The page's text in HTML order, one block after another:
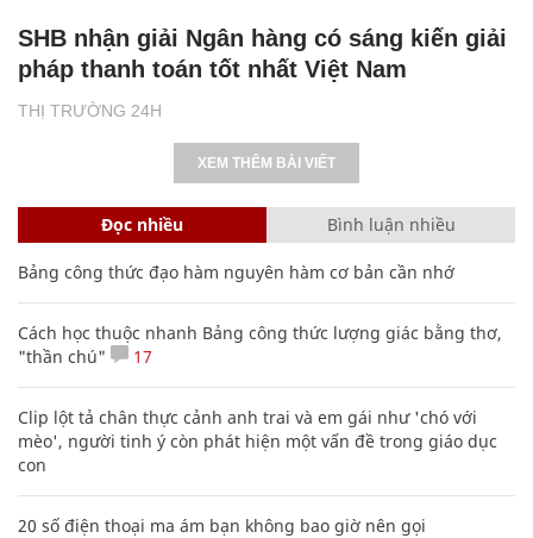
THỊ TRƯỜNG 24H
SHB nhận giải Ngân hàng có sáng kiến giải
pháp thanh toán tốt nhất Việt Nam
XEM THÊM BÀI VIẾT
Đọc nhiều Bình luận nhiều
Bảng công thức đạo hàm nguyên hàm cơ bản cần nhớ
Cách học thuộc nhanh Bảng công thức lượng giác bằng thơ,
"thần chú"
17
Clip lột tả chân thực cảnh anh trai và em gái như 'chó với
mèo', người tinh ý còn phát hiện một vấn đề trong giáo dục
con
20 số điện thoại ma ám bạn không bao giờ nên gọi